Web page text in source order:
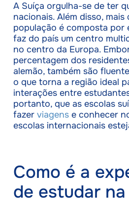
A Suíça orgulha-se de ter
nacionais. Além disso, mais
população é composta por
faz do país um centro
no centro da Europa.
percentagem dos
alemão, também são
o que torna a região ideal
interações entre
portanto, que as escolas
fazer viagense conhecer
escolas internacionais
Como é a
de estudar na